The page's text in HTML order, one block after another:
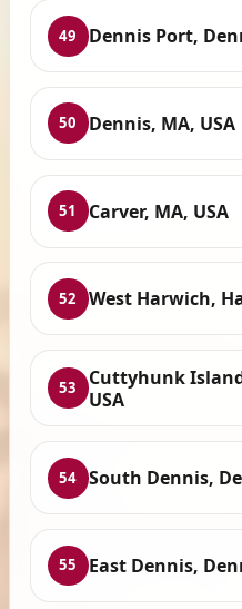
49 Dennis Port,
50 Dennis, MA, USA
51 Carver, MA, USA
52 West Harwich,
53
Cuttyhunk
USA
54 South Dennis,
55 East Dennis,